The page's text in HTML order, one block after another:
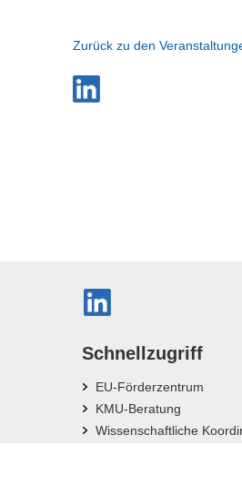
Zurück zu den
Schnellzugriff
EU-Förderzentrum
KMU-Beratung
Wissenschaftliche